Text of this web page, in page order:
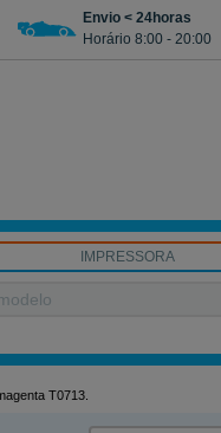
Envio < 24horas
Horário 8:00 - 20:00
IMPRESSORA
T0713.